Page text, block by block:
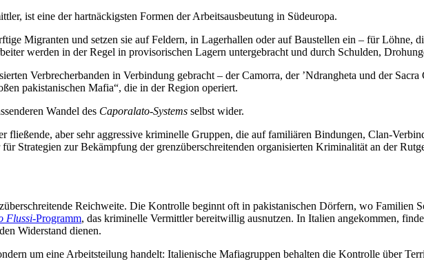
ist eine der hartnäckigsten Formen der Arbeitsausbeutung in Südeuropa.
Migranten und setzen sie auf Feldern, in Lagerhallen oder auf Baustellen ein – für Löhne,
werden in der Regel in provisorischen Lagern untergebracht und durch Schulden,
Verbrecherbanden in Verbindung gebracht – der Camorra, der ’Ndrangheta und der
pakistanischen Mafia“, die in der Region operiert.
Wandel des Caporalato-Systems selbst wider.
fließende, aber sehr aggressive kriminelle Gruppen, die auf familiären Bindungen, Clan-
Strategien zur Bekämpfung der grenzüberschreitenden organisierten Kriminalität an der
Reichweite. Die Kontrolle beginnt oft in pakistanischen Dörfern, wo Familien
Flussi-Programm, das kriminelle Vermittler bereitwillig ausnutzen. In Italien angekommen,
Widerstand dienen.
um eine Arbeitsteilung handelt: Italienische Mafiagruppen behalten die Kontrolle über